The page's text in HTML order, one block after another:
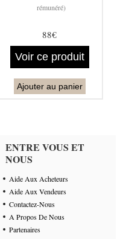
rémunéré)
88€
Voir ce produit
Ajouter au panier
ENTRE VOUS ET
NOUS
Aide Aux Acheteurs
Aide Aux Vendeurs
Contactez-Nous
A Propos De Nous
Partenaires